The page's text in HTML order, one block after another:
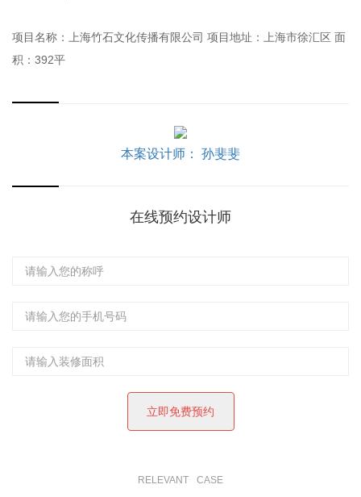
项目名称：上海竹石文化传播有限公司 项目地址：上海市徐汇区 面
积：392平
本案设计师： 孙斐斐
在线预约设计师
RELEVANT CASE